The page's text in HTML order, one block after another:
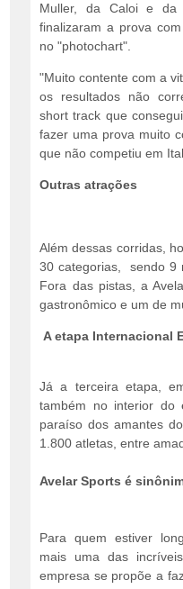
Muller, da Caloi e da
finalizaram a prova
no "photochart".
"Muito contente com a
os resultados não
short track que
fazer uma prova muito
que não competiu em
Outras atrações
Além dessas corridas,
30 categorias, sendo 9
Fora das pistas, a
gastronômico e um de
A etapa Internacional
Já a terceira etapa,
também no interior do
paraíso dos amantes
1.800 atletas, entre
Avelar Sports é
Para quem estiver
mais uma das
empresa se propõe a